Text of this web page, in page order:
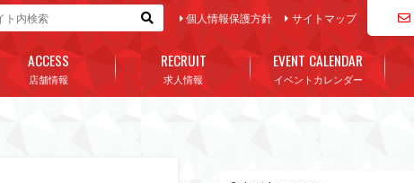
個人情報保護方針 サイトマップ
店舗情報
ACCESS
求人情報
RECRUIT
イベントカレンダー
EVENT CALENDAR